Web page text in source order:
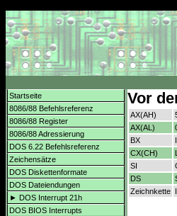
Startseite
8086/88 Befehlsreferenz
8086/88 Register
8086/88 Adressierung
DOS 6.22 Befehlsreferenz
Zeichensätze
DOS Diskettenformate
DOS Dateiendungen
► DOS Interrupt 21h
DOS BIOS Interrupts
Vor
AX(AH)
AX(AL)
BX
CX(CH)
SI
DS
Zeichnkette